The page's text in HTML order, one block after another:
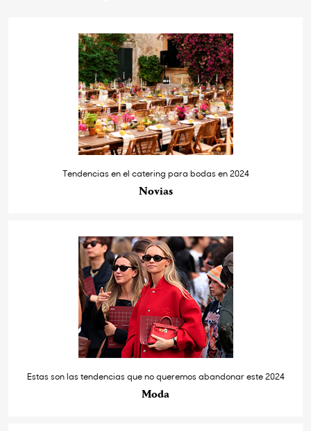
Tendencias en el catering para bodas en 2024
Novias
Estas son las tendencias que no queremos abandonar este 2024
Moda